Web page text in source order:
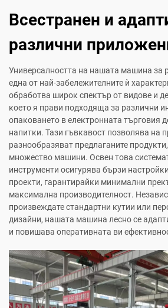
Всестранен и
различни
Универсалността на нашата машина за
една от най-забележителните ѝ
обработва широк спектър от видове и
което я прави подходяща за различни
опаковането в електронната търговия
напитки. Тази гъвкавост позволява на
разнообразяват предлаганите
множество машини. Освен това
инструменти осигурява бързи
проекти, гарантирайки минимални
максимална производителност.
произвеждате стандартни кутии или
дизайни, нашата машина лесно се
и повишава оперативната ви